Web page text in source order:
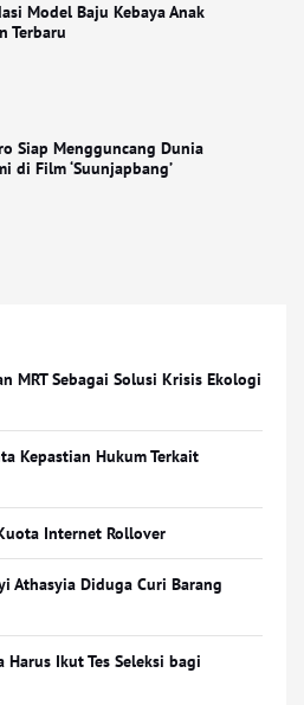
Model Baju Kebaya Anak
Terbaru
Siap Mengguncang Dunia
di Film ‘Suunjapbang’
MRT Sebagai Solusi Krisis Ekologi
Kepastian Hukum Terkait
Internet Rollover
Athasyia Diduga Curi Barang
Ikut Tes Seleksi bagi